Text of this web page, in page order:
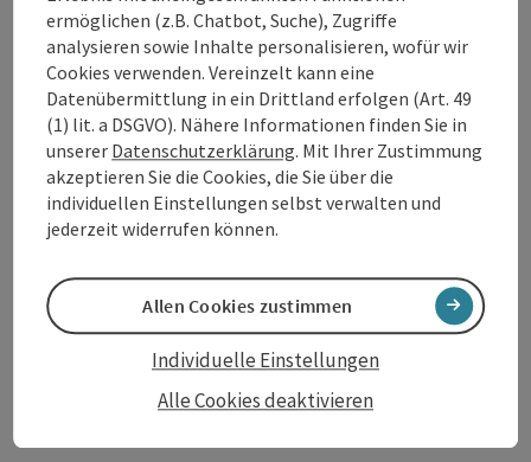
Meeting Point: 2.OG/ Lesezimmer
Kontakt
Veranstaltungsort
Anreise/Lage
ermöglichen (z.B. Chatbot, Suche), Zugriffe
analysieren sowie Inhalte personalisieren, wofür wir
Cookies verwenden. Vereinzelt kann eine
Datenübermittlung in ein Drittland erfolgen (Art. 49
(1) lit. a DSGVO). Nähere Informationen finden Sie in
unserer Datenschutzerklärung. Mit Ihrer Zustimmung
akzeptieren Sie die Cookies, die Sie über die
individuellen Einstellungen selbst verwalten und
jederzeit widerrufen können.
Alle Cookies deaktivieren
Individuelle Einstellungen
Allen Cookies zustimmen